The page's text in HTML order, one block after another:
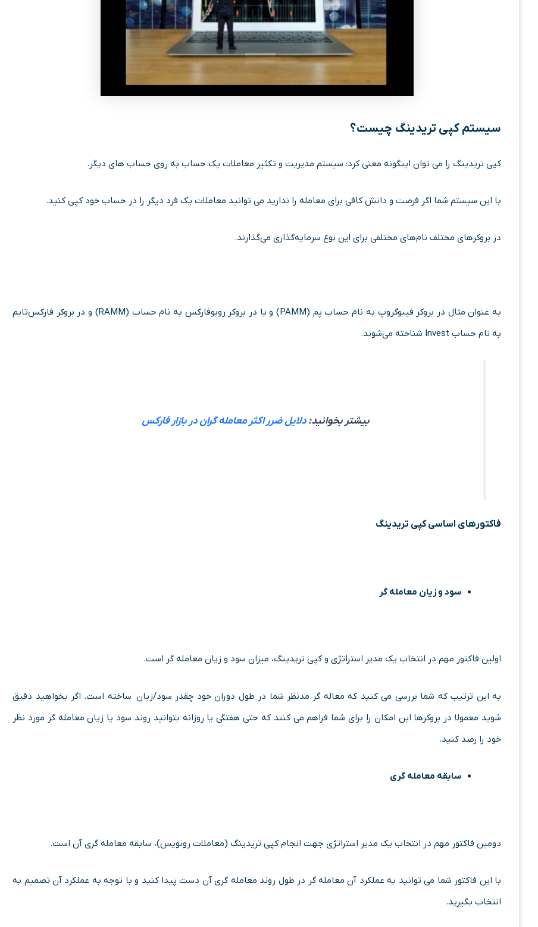
سیستم کپی تریدینگ چیست؟
کپی تریدینگ را می توان اینگونه معنی کرد: سیستم مدیریت و تکثیر معاملات یک حساب به روی حساب های دیگر.
با این سیستم شما اگر فرصت و دانش کافی برای معامله را ندارید می توانید معاملات یک فرد دیگر را در حساب خود کپی کنید.
در بروکرهای مختلف نام‌های مختلفی برای این نوع سرمایه‌گذاری می‌گذارند.
به‌ عنوان مثال در بروکر فیبوگروپ به نام حساب پم (PAMM) و یا در بروکر روبوفارکس به نام حساب (RAMM) و در بروکر فارکس‌تایم
به نام حساب Invest شناخته می‌شوند.
بیشتر بخوانید:دلایل ضرر اکثر معامله گران در بازار فارکس
فاکتورهای اساسی کپی تریدینگ
سود و زیان معامله گر
اولین فاکتور مهم در انتخاب یک مدیر استراتژی و کپی تریدینگ، میزان سود و زیان معامله گر است.
به این ترتیب که شما بررسی می کنید که معاله گر مدنظر شما در طول دوران خود چقدر سود/زیان ساخته است. اگر بخواهید دقیق
شوید معمولا در بروکرها این امکان را برای شما فراهم می کنند که حتی هفتگی یا روزانه بتوانید روند سود یا زیان معامله گر مورد نظر
خود را رصد کنید.
سابقه معامله گری
دومین فاکتور مهم در انتخاب یک مدیر استراتژی جهت انجام کپی تریدینگ (معاملات رونویس)، سابقه معامله گری آن است.
با این فاکتور شما می توانید به عملکرد آن معامله گر در طول روند معامله گری آن دست پیدا کنید و با توجه به عملکرد آن تصمیم به
انتخاب بگیرید.